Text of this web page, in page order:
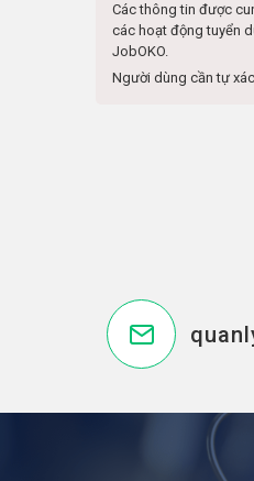
Các thông tin được
các hoạt động tuyển
JobOKO.
Người dùng cần tự